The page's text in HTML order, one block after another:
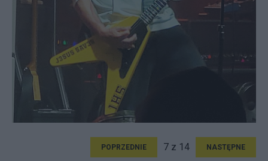
POPRZEDNIE 7 z 14 NASTĘPNE